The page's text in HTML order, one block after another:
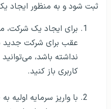
ثبت شود و به منظور ایجاد
برای ایجاد یک شرکت،
عقب برای شرکت جدید
نداشته باشد،
کاربری باز کنید.
با واریز سرمایه اولیه